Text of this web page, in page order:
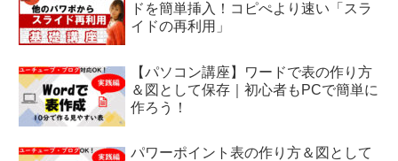
ドを簡単挿入！コピぺより速い「スラ
イドの再利用」
【パソコン講座】ワードで表の作り方
＆図として保存｜初心者もPCで簡単に
作ろう！
パワーポイント表の作り方＆図として